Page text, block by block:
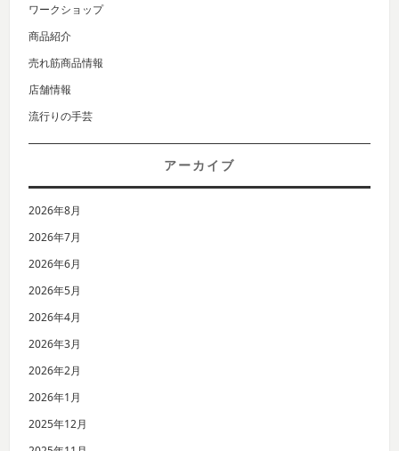
ワークショップ
商品紹介
売れ筋商品情報
店舗情報
流行りの手芸
アーカイブ
2026年8月
2026年7月
2026年6月
2026年5月
2026年4月
2026年3月
2026年2月
2026年1月
2025年12月